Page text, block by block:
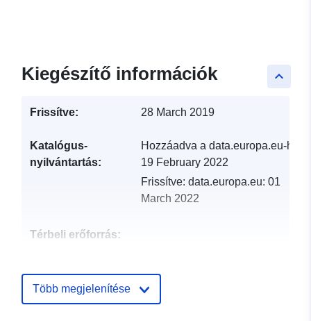
keyboard_arrow_up
Kiegészítő információk
Frissítve: 28 March 2019
Katalógus-
nyilvántartás:
Hozzáadva a data.europa.eu-hoz:
19 February 2022
Frissítve: data.europa.eu: 01
March 2022
Térbeli erőforrás:
ide.developpement-
durable.gouv.fr/service/fr-
Több megjelenítése